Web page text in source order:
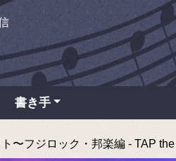
書き手
〜フジロック・邦楽編 - TAP